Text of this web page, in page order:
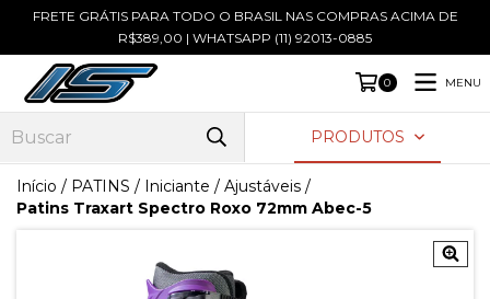
FRETE GRÁTIS PARA TODO O BRASIL NAS COMPRAS ACIMA DE
R$389,00 | WHATSAPP (11) 92013-0885
0 MENU
PRODUTOS
Início / PATINS / Iniciante / Ajustáveis /
Patins Traxart Spectro Roxo 72mm Abec-5